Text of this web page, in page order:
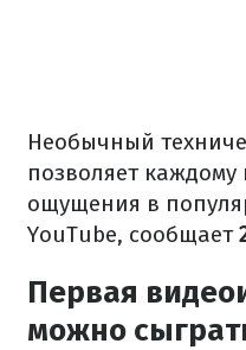
Необычный
позволяет каждому
ощущения в
YouTube, сообщает
Первая
можно